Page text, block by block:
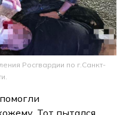
Росгвардии по г.Санкт-
Тот пытался